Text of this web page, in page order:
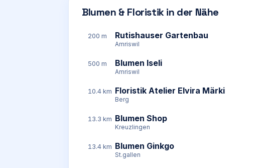
Blumen & Floristik in der Nähe
200 m Rutishauser Gartenbau
Amriswil
500 m Blumen Iseli
Amriswil
10.4 km Floristik Atelier Elvira Märki
Berg
13.3 km Blumen Shop
Kreuzlingen
13.4 km Blumen Ginkgo
St.gallen